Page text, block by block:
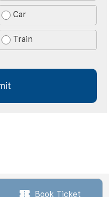
Car
Train
Book Ticket